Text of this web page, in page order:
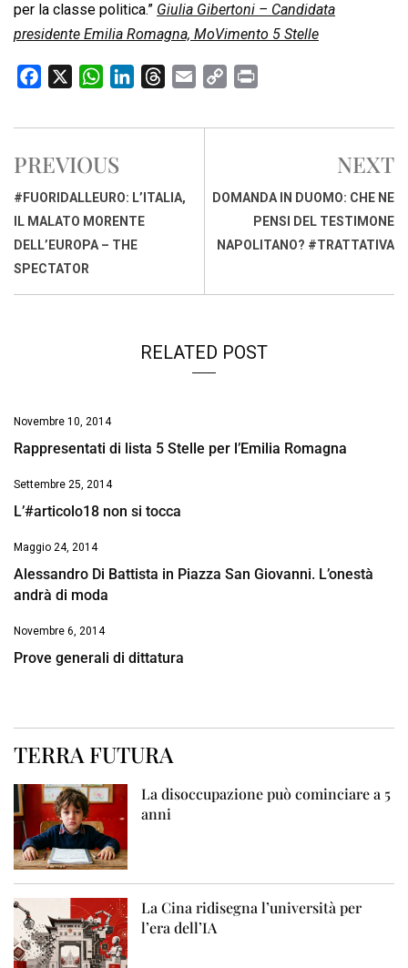
per la classe politica.” Giulia Gibertoni – Candidata
presidente Emilia Romagna, MoVimento 5 Stelle
c
b
o
o
k
W
a
s
A
p
p
n
d
I
n
r
d
a
p
i
k
i
PREVIOUS
#FUORIDALLEURO: L’ITALIA,
IL MALATO MORENTE
DELL’EUROPA – THE
SPECTATOR
NEXT
DOMANDA IN DUOMO: CHE NE
PENSI DEL TESTIMONE
NAPOLITANO? #TRATTATIVA
RELATED POST
Novembre 10, 2014
Rappresentati di lista 5 Stelle per l’Emilia Romagna
Settembre 25, 2014
L’#articolo18 non si tocca
Maggio 24, 2014
Alessandro Di Battista in Piazza San Giovanni. L’onestà
andrà di moda
Novembre 6, 2014
Prove generali di dittatura
TERRA FUTURA
La disoccupazione può cominciare a 5
anni
La Cina ridisegna l’università per
l’era dell’IA